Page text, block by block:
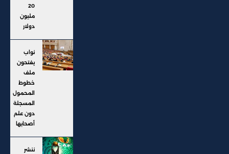
20
مليون
دولار
نواب
يفتحون
ملف
خطوط
المحمول
المسجلة
دون علم
أصحابها
ننشر